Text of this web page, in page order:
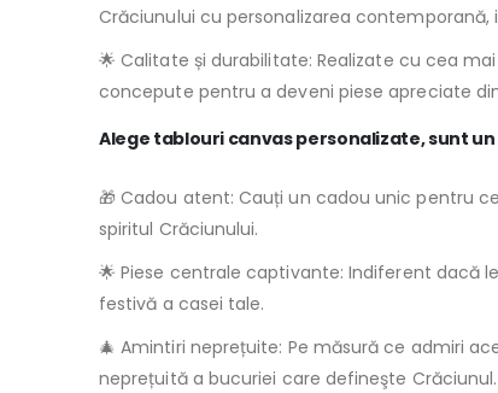
Crăciunului cu personalizarea
🌟 Calitate și durabilitate: Realizate cu cea
concepute pentru a deveni piese apreciate
Alege tablouri canvas personalizate, sunt
🎁 Cadou atent: Cauți un cadou unic pentru
spiritul Crăciunului.
🌟 Piese centrale captivante: Indiferent dacă
festivă a casei tale.
🎄 Amintiri neprețuite: Pe măsură ce admiri
neprețuită a bucuriei care defineşte Crăciunul.